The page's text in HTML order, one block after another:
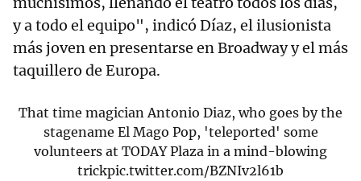
y a todo el equipo", indicó Díaz, el ilusionista
más joven en presentarse en Broadway y el más
taquillero de Europa.
That time magician Antonio Diaz, who goes by the
stagename El Mago Pop, 'teleported' some
volunteers at TODAY Plaza in a mind-blowing
trickpic.twitter.com/BZNIv2l61b